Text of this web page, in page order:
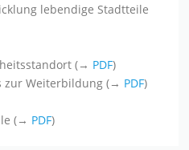
lebendige Stadtteile
(→ PDF)
zur Weiterbildung (→ PDF)
(→ PDF)